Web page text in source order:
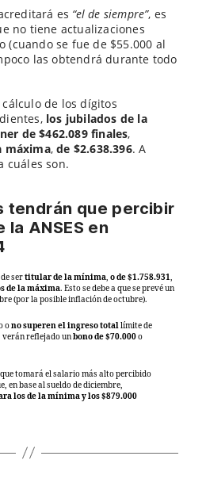
es “el de siempre”, es
no tiene actualizaciones
(cuando se fue de $55.000 al
las obtendrá durante todo
de los dígitos
los jubilados de la
de $462.089 finales,
máxima, de $2.638.396. A
cuáles son.
tendrán que percibir
ANSES en
sertitular de la mínima, o de $1.758.931,
de la máxima. Esto se debe a que se prevé un
(por la posible inflación de octubre).
ono superen el ingreso totallímite de
verán reflejado unbono de $70.000o
tomará el salario más alto percibido
en base al sueldo de diciembre,
los de la mínima y los $879.000